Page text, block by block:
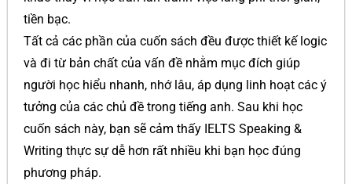
tiền bạc.
Tất cả các phần của cuốn sách đều được thiết kế logic
và đi từ bản chất của vấn đề nhằm mục đích giúp
người học hiểu nhanh, nhớ lâu, áp dụng linh hoạt các ý
tưởng của các chủ đề trong tiếng anh. Sau khi học
cuốn sách này, bạn sẽ cảm thấy IELTS Speaking &
Writing thực sự dễ hơn rất nhiều khi bạn học đúng
phương pháp.